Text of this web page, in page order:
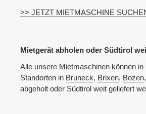
>> JETZT MIETMASCHINE
Mietgerät abholen oder Südtirol
Alle unsere Mietmaschinen können in
Standorten in Bruneck, Brixen, Bozen
abgeholt oder Südtirol weit geliefert